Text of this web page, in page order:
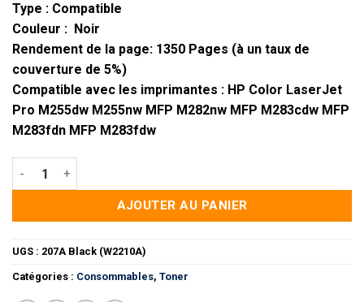
Type : Compatible
Couleur : Noir
Rendement de la page: 1350 Pages (à un taux de
couverture de 5%)
Compatible avec les imprimantes : HP Color LaserJet
Pro M255dw M255nw MFP M282nw MFP M283cdw MFP
M283fdn MFP M283fdw
quantité de Toner HP 207A Noir Compatible (W2210A) Avec
AJOUTER AU PANIER
UGS : 207A Black (W2210A)
Catégories : Consommables, Toner